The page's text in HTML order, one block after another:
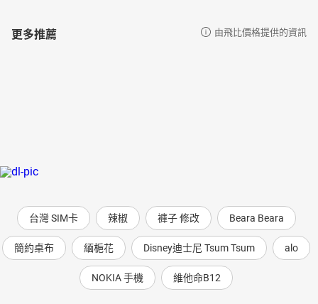
更多推薦 由飛比價格提供的資訊
台灣 SIM卡 辣椒 褲子 修改 Beara Beara
簡約桌布 緬梔花 Disney迪士尼 Tsum Tsum alo
NOKIA 手機 維他命B12